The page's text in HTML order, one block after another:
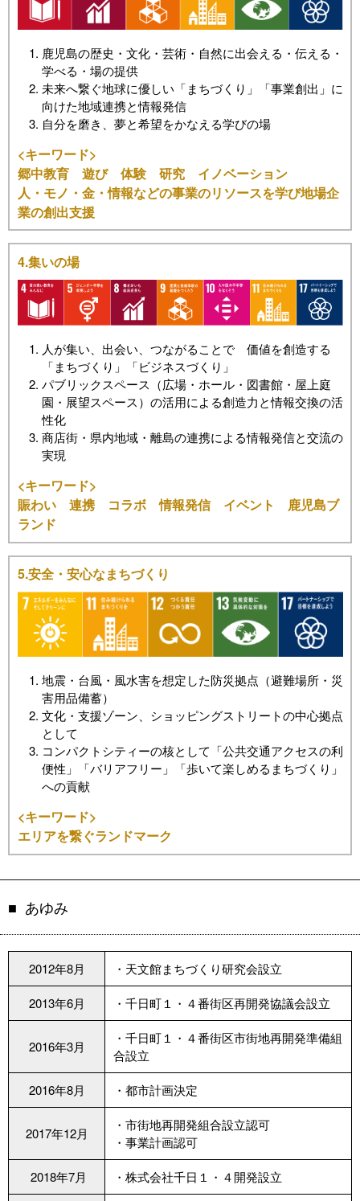
鹿児島の歴史・文化・芸術・自然に出会える・伝える・
学べる・場の提供
未来へ繋ぐ地球に優しい「まちづくり」「事業創出」に
向けた地域連携と情報発信
自分を磨き、夢と希望をかなえる学びの場
<キーワード>
郷中教育 遊び 体験 研究 イノベーション
人・モノ・金・情報などの事業のリソースを学び地場企
業の創出支援
4.集いの場
人が集い、出会い、つながることで 価値を創造する
「まちづくり」「ビジネスづくり」
パブリックスペース（広場・ホール・図書館・屋上庭
園・展望スペース）の活用による創造力と情報交換の活
性化
商店街・県内地域・離島の連携による情報発信と交流の
実現
<キーワード>
賑わい 連携 コラボ 情報発信 イベント 鹿児島ブ
ランド
5.安全・安心なまちづくり
地震・台風・風水害を想定した防災拠点（避難場所・災
害用品備蓄）
文化・支援ゾーン、ショッピングストリートの中心拠点
として
コンパクトシティーの核として「公共交通アクセスの利
便性」「バリアフリー」「歩いて楽しめるまちづくり」
への貢献
<キーワード>
エリアを繋ぐランドマーク
あゆみ
2012年8月 ・天文館まちづくり研究会設立
2013年6月 ・千日町１・４番街区再開発協議会設立
2016年3月
・千日町１・４番街区市街地再開発準備組
合設立
2016年8月 ・都市計画決定
2017年12月
・市街地再開発組合設立認可
・事業計画認可
2018年7月 ・株式会社千日１・４開発設立